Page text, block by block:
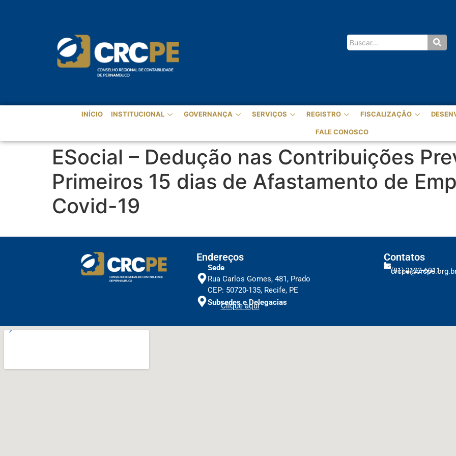
INÍCIO INSTITUCIONAL GOVERNANÇA SERVIÇOS REGISTRO FISCALIZAÇÃO
FALE CONOSCO
ESocial – Dedução nas Contribuições
Primeiros 15 dias de Afastamento de
Covid-19
Endereços
Sede
Rua Carlos Gomes, 481, Prado
CEP: 50720-135, Recife, PE
Subsedes e Delegacias
Clique aqui
Contatos
(81) 2122-6011